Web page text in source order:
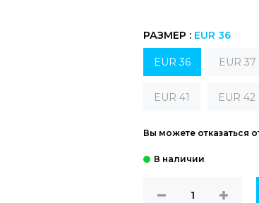
РАЗМЕР : EUR 36
EUR 36 EUR 37
EUR 41 EUR 42
Вы можете отказаться